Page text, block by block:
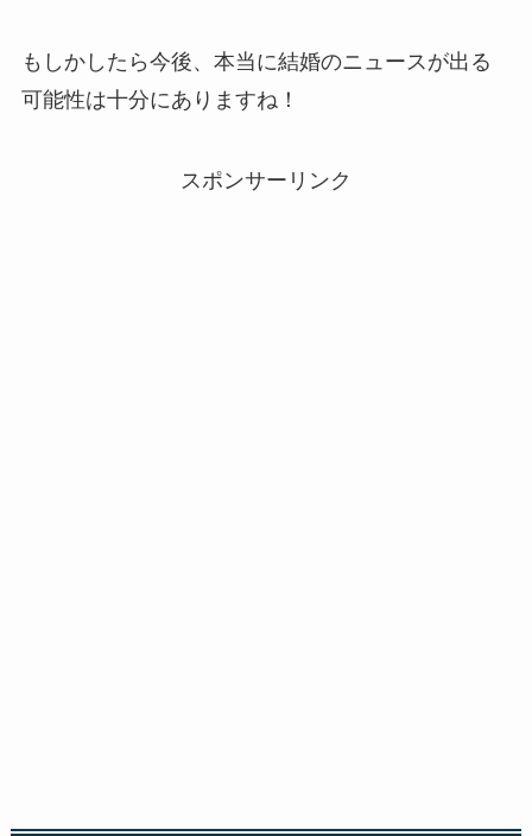
もしかしたら今後、本当に結婚のニュースが出る
可能性は十分にありますね！
スポンサーリンク